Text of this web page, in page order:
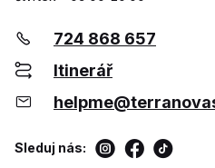
724 868 657
Itinerář
Sleduj nás: